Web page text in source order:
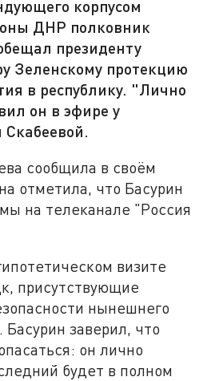
корпусом
ДНР полковник
президенту
Зеленскому протекцию
в республику. "Лично
он в эфире у
сообщила в своём
отметила, что Басурин
на телеканале "Россия
визите
присутствующие
нынешнего
Басурин заверил, что
он лично
будет в полном